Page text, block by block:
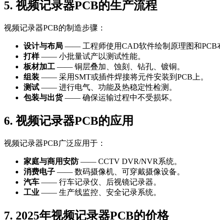
5. 视频记录器PCB的生产流程
视频记录器PCB的制造步骤：
设计与布局 —— 工程师使用CAD软件绘制原理图和PCB
打样—— 小批量试产以测试性能。
板材加工 —— 铜层叠加、蚀刻、钻孔、镀铜。
组装 —— 采用SMT或插件焊接将元件安装到PCB上。
测试 —— 进行电气、功能及热稳定性检测。
包装与出货—— 确保运输过程中不受损坏。
6. 视频记录器PCB的应用
视频记录器PCB广泛应用于：
家庭与商用安防—— CCTV DVR/NVR系统。
消费电子 —— 数码摄像机、可穿戴摄像设备。
汽车 —— 行车记录仪、后视镜记录器。
工业 —— 生产线监控、安全记录系统。
7. 2025年视频记录器PCB的价格